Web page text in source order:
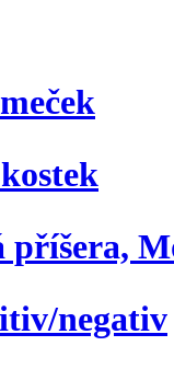
příšera,
negativ